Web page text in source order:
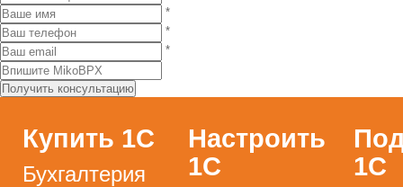
*
*
*
Купить 1С
Бухгалтерия
Настроить
1С
1С